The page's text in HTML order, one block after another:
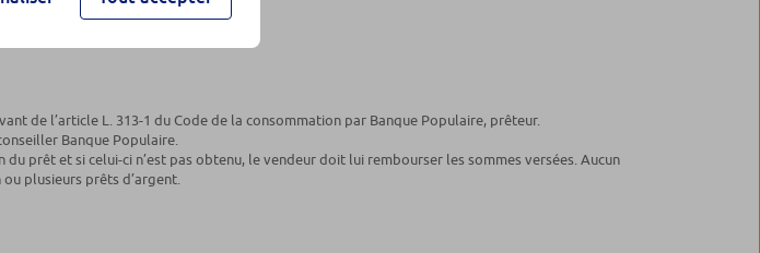
de l’article L. 313-1 du Code de la consommation par Banque Populaire, prêteur.
Banque Populaire.
prêt et si celui-ci n’est pas obtenu, le vendeur doit lui rembourser les sommes versées. Aucun
plusieurs prêts d’argent.